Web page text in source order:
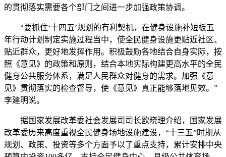
的贯彻落实需要各个部门之间进一步加强政策协调。
“要抓住‘十四五’规划的有利契机，在健身设施补短板五
年行动计划制定实施过程当中，使全民健身设施更贴近社区、
贴近群众，更好地发挥作用。积极鼓励各地结合自身实际，按
照《意见》的政策和原则，结合本地实际构建更高水平的全民
健身公共服务体系，满足人民群众对健身的需求。加强《意
见》贯彻落实的检查督导，使《意见》真正能够落地见效。”
李建明说。
据国家发展改革委社会发展司司长欧晓理介绍，国家发展
改革委历来高度重视全民健身场地设施建设，“十三五”时期从
规划、政策、投资等多个方面予以了重点支持，累计安排中央